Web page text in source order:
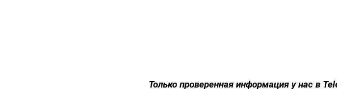
Только проверенная информация у нас в